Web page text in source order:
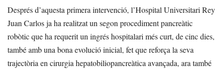
Després d’aquesta primera intervenció, l’Hospital Universitari Rey
Juan Carlos ja ha realitzat un segon procediment pancreàtic
robòtic que ha requerit un ingrés hospitalari més curt, de cinc dies,
també amb una bona evolució inicial, fet que reforça la seva
trajectòria en cirurgia hepatobiliopancreàtica avançada, ara també